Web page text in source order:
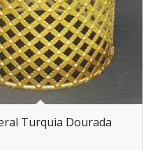
Turquia Dourada